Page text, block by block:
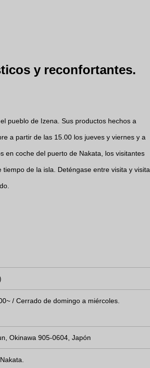
y reconfortantes.
pueblo de Izena. Sus productos hechos a
a partir de las 15.00 los jueves y viernes y a
en coche del puerto de Nakata, los visitantes
de la isla. Deténgase entre visita y visita
/ Cerrado de domingo a miércoles.
Okinawa 905-0604, Japón